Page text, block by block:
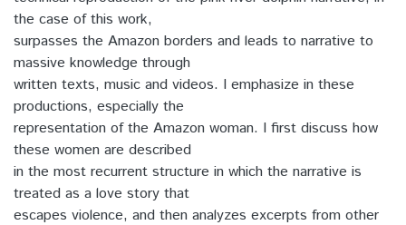
the case of this work,
surpasses the Amazon borders and leads to narrative to
massive knowledge through
written texts, music and videos. I emphasize in these
productions, especially the
representation of the Amazon woman. I first discuss how
these women are described
in the most recurrent structure in which the narrative is
treated as a love story that
escapes violence, and then analyzes excerpts from other